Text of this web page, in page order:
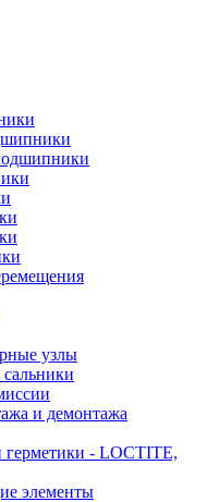
узлы
и демонтажа
- LOCTITE,
элементы